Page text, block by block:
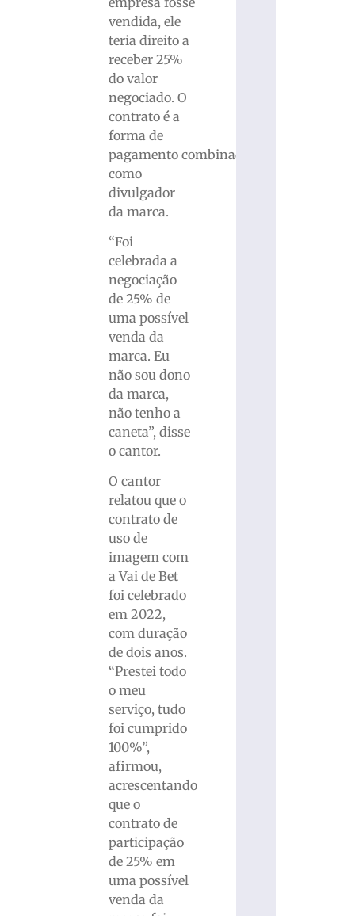
vendida, ele
teria direito a
receber 25%
do valor
negociado. O
contrato é a
forma de
pagamento combinada
como
divulgador
da marca.
“Foi
celebrada a
negociação
de 25% de
uma possível
venda da
marca. Eu
não sou dono
da marca,
não tenho a
caneta”, disse
o cantor.
O cantor
relatou que o
contrato de
uso de
imagem com
a Vai de Bet
foi celebrado
em 2022,
com duração
de dois anos.
“Prestei todo
o meu
serviço, tudo
foi cumprido
100%”,
afirmou,
acrescentando
que o
contrato de
participação
de 25% em
uma possível
venda da